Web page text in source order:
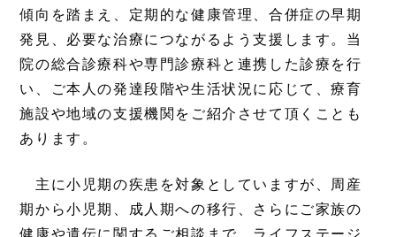
傾向を踏まえ、定期的な健康管理、合併症の早期
発見、必要な治療につながるよう支援します。当
院の総合診療科や専門診療科と連携した診療を行
い、ご本人の発達段階や生活状況に応じて、療育
施設や地域の支援機関をご紹介させて頂くことも
あります。
主に小児期の疾患を対象としていますが、周産
期から小児期、成人期への移行、さらにご家族の
健康や遺伝に関するご相談まで、ライフステージ